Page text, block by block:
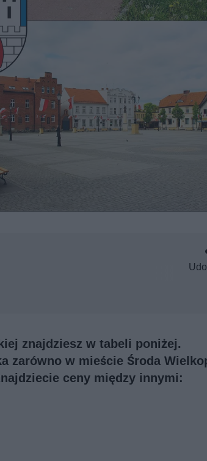
znajdziesz w tabeli poniżej.
zarówno w mieście Środa
ceny między innymi: